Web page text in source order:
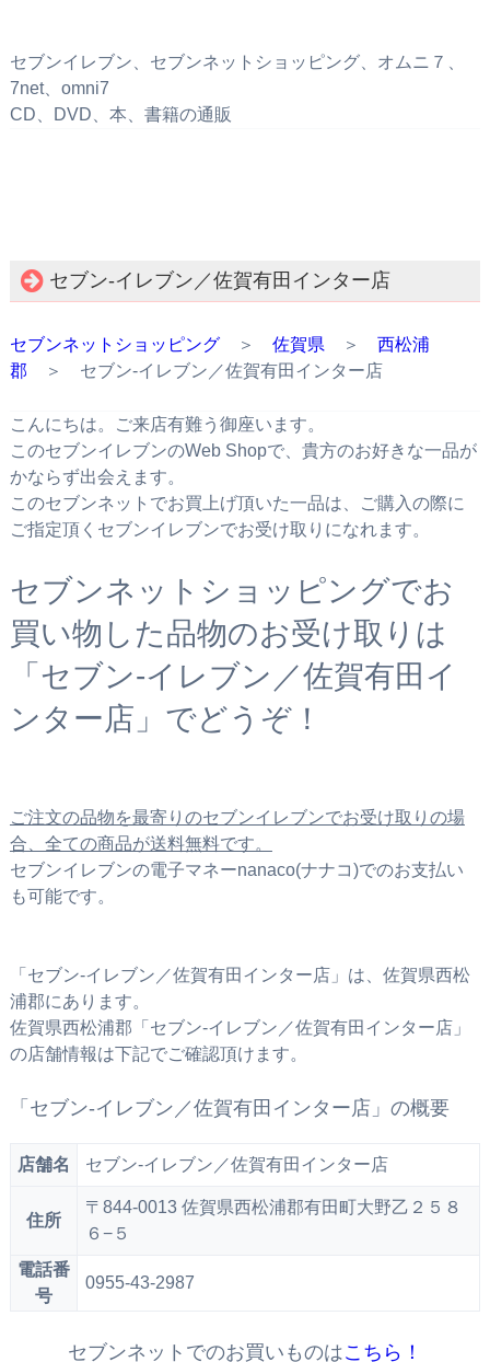
セブンイレブン、セブンネットショッピング、オムニ７、
7net、omni7
CD、DVD、本、書籍の通販
セブン‐イレブン／佐賀有田インター店
セブンネットショッピング＞ 佐賀県＞ 西松浦
郡 ＞ セブン‐イレブン／佐賀有田インター店
こんにちは。ご来店有難う御座います。
このセブンイレブンのWeb Shopで、貴方のお好きな一品が
かならず出会えます。
このセブンネットでお買上げ頂いた一品は、ご購入の際に
ご指定頂くセブンイレブンでお受け取りになれます。
セブンネットショッピングでお
買い物した品物のお受け取りは
「セブン‐イレブン／佐賀有田イ
ンター店」でどうぞ！
ご注文の品物を最寄りのセブンイレブンでお受け取りの場
合、全ての商品が送料無料です。
セブンイレブンの電子マネーnanaco(ナナコ)でのお支払い
も可能です。
「セブン‐イレブン／佐賀有田インター店」は、佐賀県西松
浦郡にあります。
佐賀県西松浦郡「セブン‐イレブン／佐賀有田インター店」
の店舗情報は下記でご確認頂けます。
「セブン‐イレブン／佐賀有田インター店」の概要
店舗名 セブン‐イレブン／佐賀有田インター店
住所
〒844-0013 佐賀県西松浦郡有田町大野乙２５８
６−５
電話番
号
0955-43-2987
セブンネットでのお買いものはこちら！